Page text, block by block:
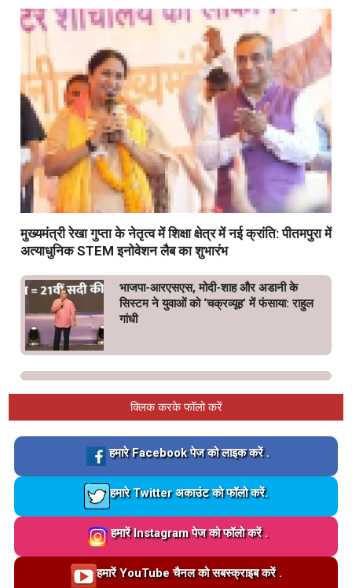
मुख्यमंत्री रेखा गुप्ता के नेतृत्व में शिक्षा क्षेत्र में नई क्रांति: पीतमपुरा में
अत्याधुनिक STEM इनोवेशन लैब का शुभारंभ
भाजपा-आरएसएस, मोदी-शाह और अडानी के
सिस्टम ने युवाओं को ‘चक्रव्यूह’ में फंसाया: राहुल
गांधी
क्लिक करके फॉलो करें
Loading…
हमारे Facebook पेज को लाइक करें .
Loading…
हमारे Twitter अकाउंट को फॉलो करें.
Loading…
हमारें Instagram पेज को फॉलो करें .
Loading…
हमारें YouTube चैनल को सबस्क्राइब करें .